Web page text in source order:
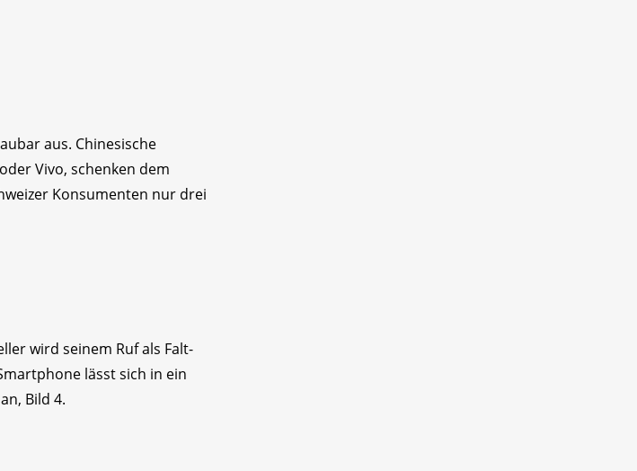
aus. Chinesische
Vivo, schenken dem
Konsumenten nur drei
wird seinem Ruf als Falt-
lässt sich in ein
Bild 4.